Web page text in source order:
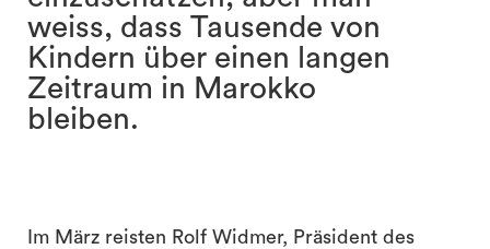
weiss, dass Tausende von
Kindern über einen langen
Zeitraum in Marokko
bleiben.
Im März reisten Rolf Widmer, Präsident des